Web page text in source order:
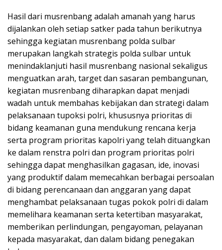
Hasil dari musrenbang adalah amanah yang harus
dijalankan oleh setiap satker pada tahun berikutnya
sehingga kegiatan musrenbang polda sulbar
merupakan langkah strategis polda sulbar untuk
menindaklanjuti hasil musrenbang nasional sekaligus
menguatkan arah, target dan sasaran pembangunan,
kegiatan musrenbang diharapkan dapat menjadi
wadah untuk membahas kebijakan dan strategi dalam
pelaksanaan tupoksi polri, khususnya prioritas di
bidang keamanan guna mendukung rencana kerja
serta program prioritas kapolri yang telah dituangkan
ke dalam renstra polri dan program prioritas polri
sehingga dapat menghasilkan gagasan, ide, inovasi
yang produktif dalam memecahkan berbagai persoalan
di bidang perencanaan dan anggaran yang dapat
menghambat pelaksanaan tugas pokok polri di dalam
memelihara keamanan serta ketertiban masyarakat,
memberikan perlindungan, pengayoman, pelayanan
kepada masyarakat, dan dalam bidang penegakan